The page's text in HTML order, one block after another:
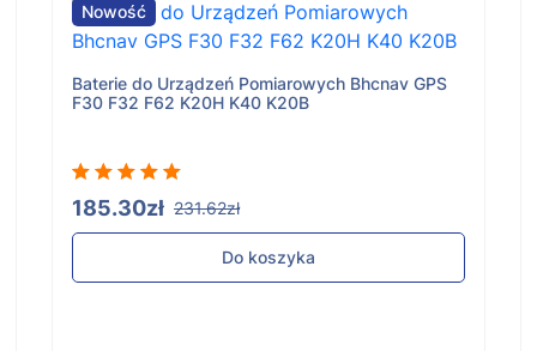
Nowość
Baterie do Urządzeń Pomiarowych Bhcnav GPS
F30 F32 F62 K20H K40 K20B
185.30zł 231.62zł
Do koszyka